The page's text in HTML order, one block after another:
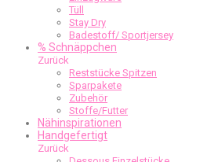
Tüll
Stay Dry
Badestoff/ Sportjersey
% Schnäppchen
Zurück
Reststücke Spitzen
Sparpakete
Zubehör
Stoffe/Futter
Nähinspirationen
Handgefertigt
Zurück